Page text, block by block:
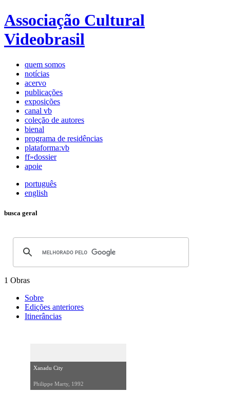
Associação Cultural
Videobrasil
quem somos
notícias
acervo
publicações
exposições
canal vb
coleção de autores
bienal
programa de residências
plataforma:vb
ff»dossier
apoie
português
english
busca geral
1 Obras
Sobre
Edições anteriores
Itinerâncias
Xanadu City
Philippe Marty, 1992